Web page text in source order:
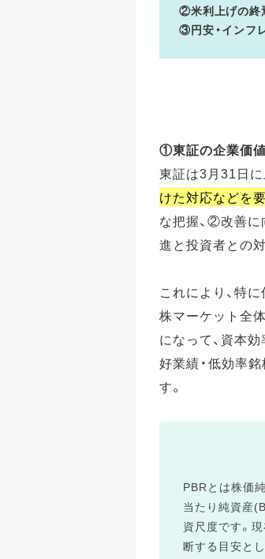
②米利上げの終
③円安・インフ
①東証の企業価
東証は3月31日に
けた対応などを
な把握、②改善
進と投資者との
これにより、特
株マーケット全
になって、資本
好業績・低効率
す。
PBRとは株価
当たり純資産
資尺度です。
断する目安と